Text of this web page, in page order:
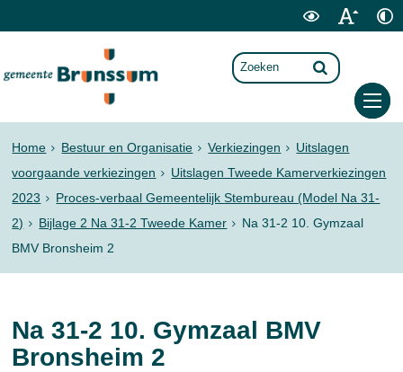
Home Bestuur en Organisatie Verkiezingen
Uitslagen
voorgaande verkiezingen
Uitslagen Tweede Kamerverkiezingen
2023
Proces-verbaal Gemeentelijk Stembureau (Model Na 31-
2)
Bijlage 2 Na 31-2 Tweede Kamer
Na 31-2 10. Gymzaal
BMV Bronsheim 2
Na 31-2 10. Gymzaal BMV
Bronsheim 2